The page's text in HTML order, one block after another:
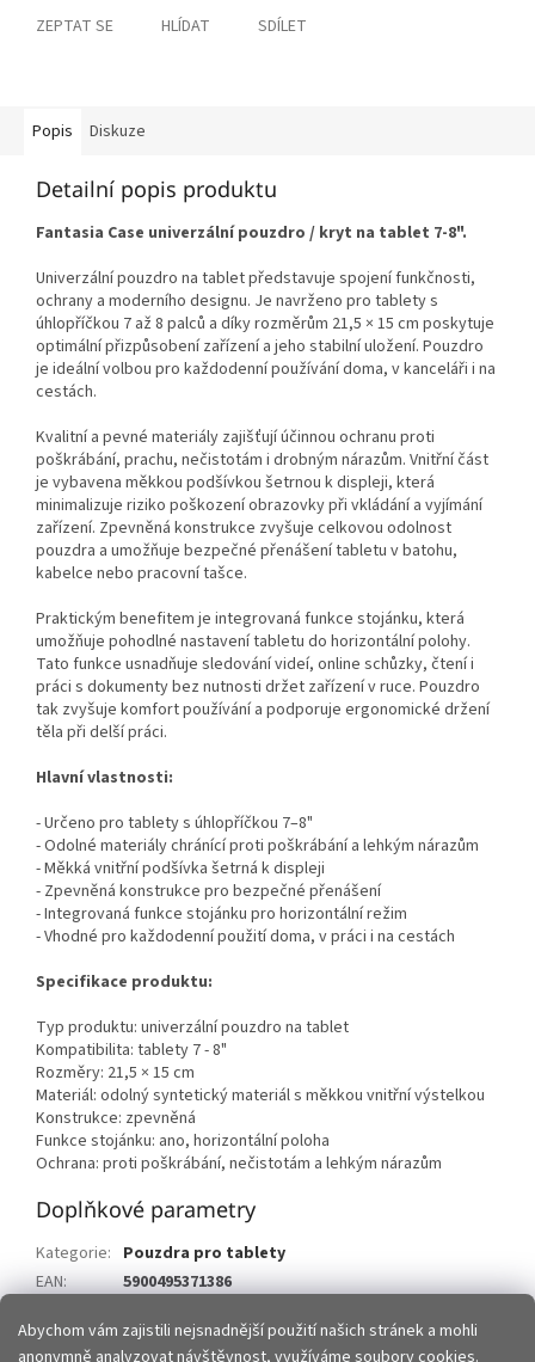
Abychom vám zajistili nejsnadnější použití našich stránek a mohli
anonymně analyzovat návštěvnost, využíváme soubory cookies.
ZEPTAT SE HLÍDAT SDÍLET
Popis Diskuze
Detailní popis produktu
Fantasia Case univerzální pouzdro / kryt na tablet 7-8".
Univerzální pouzdro na tablet představuje spojení funkčnosti,
ochrany a moderního designu. Je navrženo pro tablety s
úhlopříčkou 7 až 8 palců a díky rozměrům 21,5 × 15 cm poskytuje
optimální přizpůsobení zařízení a jeho stabilní uložení. Pouzdro
je ideální volbou pro každodenní používání doma, v kanceláři i na
cestách.
Kvalitní a pevné materiály zajišťují účinnou ochranu proti
poškrábání, prachu, nečistotám i drobným nárazům. Vnitřní část
je vybavena měkkou podšívkou šetrnou k displeji, která
minimalizuje riziko poškození obrazovky při vkládání a vyjímání
zařízení. Zpevněná konstrukce zvyšuje celkovou odolnost
pouzdra a umožňuje bezpečné přenášení tabletu v batohu,
kabelce nebo pracovní tašce.
Praktickým benefitem je integrovaná funkce stojánku, která
umožňuje pohodlné nastavení tabletu do horizontální polohy.
Tato funkce usnadňuje sledování videí, online schůzky, čtení i
práci s dokumenty bez nutnosti držet zařízení v ruce. Pouzdro
tak zvyšuje komfort používání a podporuje ergonomické držení
těla při delší práci.
Hlavní vlastnosti:
- Určeno pro tablety s úhlopříčkou 7–8"
- Odolné materiály chránící proti poškrábání a lehkým nárazům
- Měkká vnitřní podšívka šetrná k displeji
- Zpevněná konstrukce pro bezpečné přenášení
- Integrovaná funkce stojánku pro horizontální režim
- Vhodné pro každodenní použití doma, v práci i na cestách
Specifikace produktu:
Typ produktu: univerzální pouzdro na tablet
Kompatibilita: tablety 7 - 8"
Rozměry: 21,5 × 15 cm
Materiál: odolný syntetický materiál s měkkou vnitřní výstelkou
Konstrukce: zpevněná
Funkce stojánku: ano, horizontální poloha
Ochrana: proti poškrábání, nečistotám a lehkým nárazům
Doplňkové parametry
Kategorie: Pouzdra pro tablety
EAN:
5900495371386